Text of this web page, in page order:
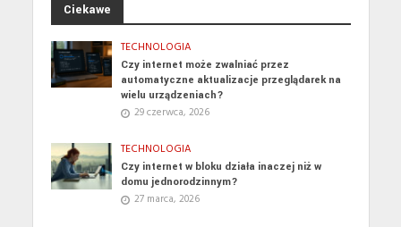
Ciekawe
TECHNOLOGIA
Czy internet może zwalniać przez
automatyczne aktualizacje przeglądarek na
wielu urządzeniach?
29 czerwca, 2026
TECHNOLOGIA
Czy internet w bloku działa inaczej niż w
domu jednorodzinnym?
27 marca, 2026